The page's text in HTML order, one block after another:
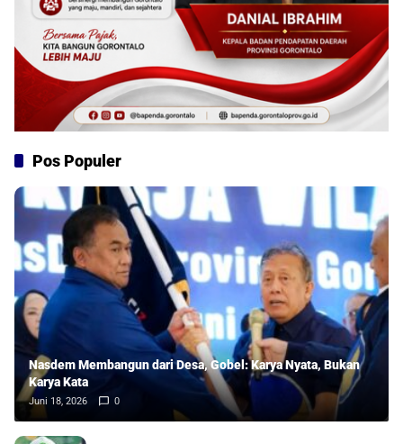
Pos Populer
Nasdem Membangun dari Desa, Gobel: Karya Nyata, Bukan
Karya Kata
Juni 18, 2026 0